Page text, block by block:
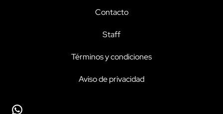
Contacto
Staff
Términos y condiciones
Aviso de privacidad